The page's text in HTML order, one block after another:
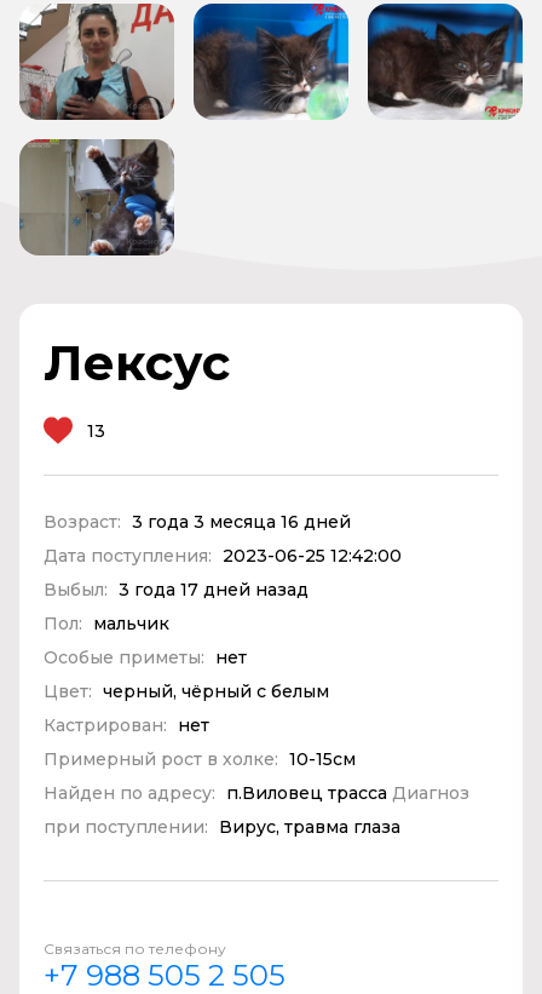
Лексус
13
Возраст: 3 года 3 месяца 16 дней
Дата поступления:
2023-06-25 12:42:00
Выбыл: 3 года 17 дней назад
Пол:
мальчик
Особые приметы:
нет
Цвет: черный, чёрный с белым
Кастрирован:
нет
Примерный рост в холке: 10-15см
Найден по адресу:
п.Виловец трасса Диагноз
при поступлении:
Вирус, травма глаза
Связаться по телефону
+7 988 505 2 505